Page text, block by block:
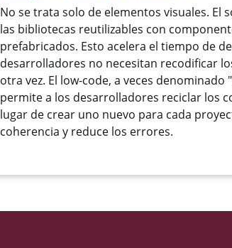
No se trata solo de elementos visuales. El
las bibliotecas reutilizables con
prefabricados. Esto acelera el tiempo de
desarrolladores no necesitan recodificar
otra vez. El low-code, a veces
permite a los desarrolladores reciclar los
lugar de crear uno nuevo para cada
coherencia y reduce los errores.